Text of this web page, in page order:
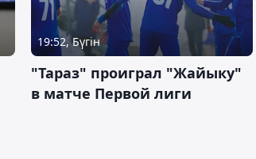
19:52, Бүгін
"Тараз" проиграл "Жайыку"
в матче Первой лиги